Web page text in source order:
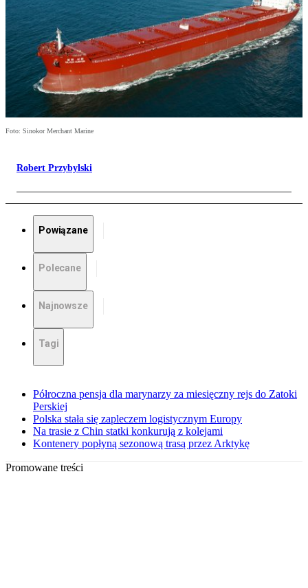
Foto: Sinokor Merchant Marine
Robert Przybylski
Powiązane
Polecane
Najnowsze
Tagi
Półroczna pensja dla marynarzy za miesięczny rejs do Zatoki
Perskiej
Polska stała się zapleczem logistycznym Europy
Na trasie z Chin statki konkurują z kolejami
Kontenery popłyną sezonową trasą przez Arktykę
Promowane treści